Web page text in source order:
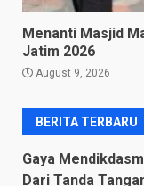
Menanti Masjid
Jatim 2026
August 9, 2026
BERITA TERBARU
Gaya
Dari Tanda